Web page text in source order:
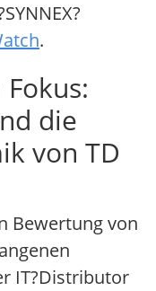
.
die
von TD
Bewertung von
IT?Distributor